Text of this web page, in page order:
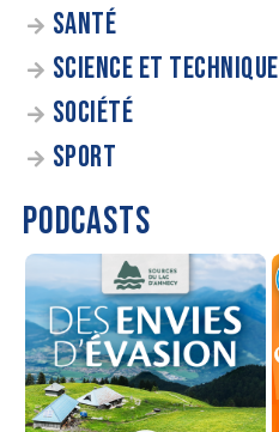
SANTÉ
SCIENCE ET TECHNIQUE
SOCIÉTÉ
SPORT
PODCASTS